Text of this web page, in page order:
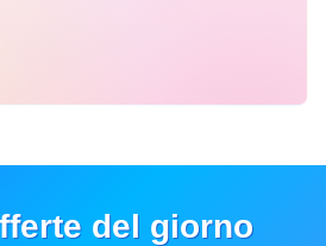
del giorno